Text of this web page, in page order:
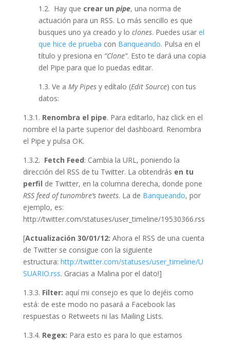
1.2. Hay que crear un pipe, una norma de
actuación para un RSS. Lo más sencillo es que
busques uno ya creado y lo clones. Puedes usar el
que hice de prueba con Banqueando. Pulsa en el
título y presiona en “Clone”. Esto te dará una copia
del Pipe para que lo puedas editar.
1.3. Ve a My Pipesy edítalo (Edit Source) con tus
datos:
1.3.1. Renombra el pipe. Para editarlo, haz click en el
nombre el la parte superior del dashboard. Renombra
el Pipe y pulsa OK.
1.3.2. Fetch Feed: Cambia la URL, poniendo la
dirección del RSS de tu Twitter. La obtendrás en tu
perfil de Twitter, en la columna derecha, donde pone
RSS feed of tunombre’s tweets. La de Banqueando, por
ejemplo, es:
http://twitter.com/statuses/user_timeline/19530366.rss
[Actualización 30/01/12: Ahora el RSS de una cuenta
de Twitter se consigue con la siguiente
estructura: http://twitter.com/statuses/user_timeline/U
SUARIO.rss. Gracias a Malina por el dato!]
1.3.3. Filter: aquí mi consejo es que lo dejéis como
está: de este modo no pasará a Facebook las
respuestas o Retweets ni las Mailing Lists.
1.3.4. Regex: Para esto es para lo que estamos